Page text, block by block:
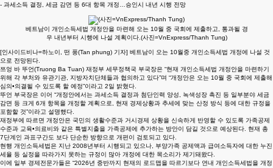
- 과세소득 결정, 세금 감면 등 6대 항목 개정…승인시 내년 시행 전망
베트남이 개인소득세법 개정안을 마련해 오는 10월 중 국회에 제출하고, 통과될 경
우 내년부터 시행에 나설 계획이다.(사진=VnExpress/Thanh Tung)
[인사이드비나=하노이, 떤 풍(Tan phung) 기자] 베트남이 오는 10월중 개인소득세법 개정에 나설 것
으로 전망된다.
쯔엉 바 뚜언(Truong Ba Tuan) 재정부 세무정책국 부국장은 “현재 개인소득세법 개정안을 마련하기
위해 각 부처와 유관기관, 지방자치단체들과 협의하고 있다”며 “개정안은 오는 10월 중 국회에 제출해
심의•의결될 수 있도록 할 예정”이라고 2일 밝혔다.
뚜언 부국장은 이어 “개정안에서는 과세소득 결정과 첨단인력 양성, 녹색성장 촉진 등 일부분야 세금
감면 등 크게 6개 항목을 개정할 계획으로, 현재 경제상황과 추세에 맞는 산정 방식 등에 대한 규정을
포함할 것”이라고 설명했다.
재정부에 따르면 개정안은 국민의 생활수준과 거시경제 상황을 신속하게 반영할 수 있도록 가족공제
수준과 교육•의료비와 같은 특별지출을 가족공제에 추가하는 방안이 담길 것으로 예상된다. 현재 총
7단계인 과표구간도 보다 단순한 방향으로 개편이 검토되고 있다.
현행 개인소득세법은 지난 2008년부터 시행되고 있으나, 부양가족 공제액과 급여소득자에 대한 누진
세율 등 실정을 따라가지 못하는 규정이 많아 개정에 대한 목소리가 제기돼왔다.
이에 일부 경제전문가들은 “2026년 중반까지 현재의 로드맵을 따르기보다 연내 개인소득세법을 개정